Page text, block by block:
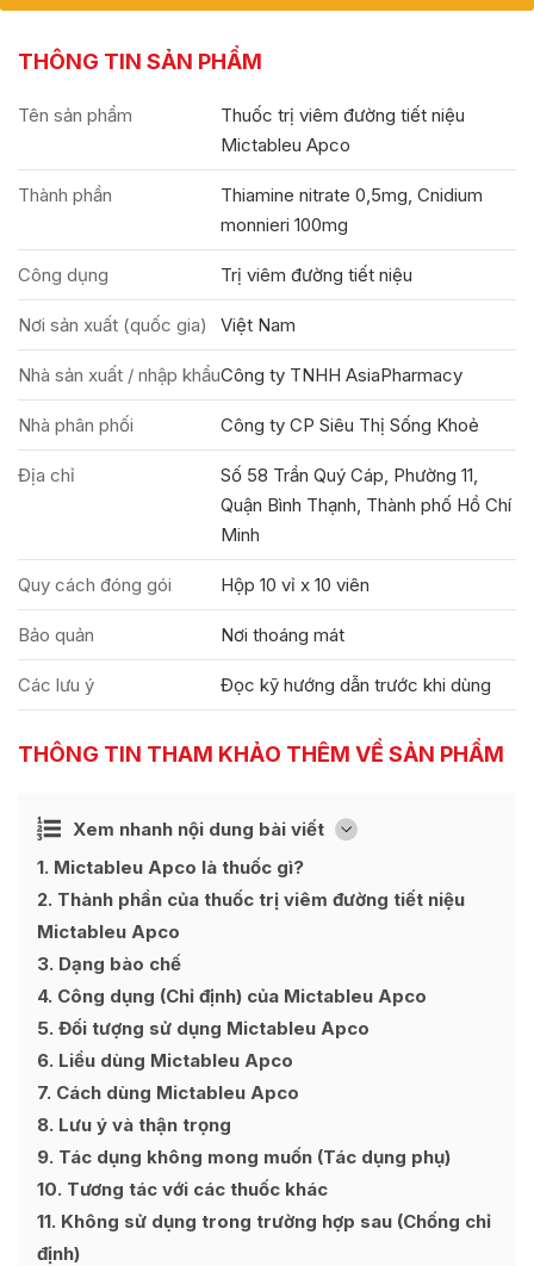
THÔNG TIN SẢN PHẨM
Tên sản phẩm
Thuốc trị viêm đường tiết niệu
Mictableu Apco
Thành phần
Thiamine nitrate 0,5mg, Cnidium
monnieri 100mg
Công dụng Trị viêm đường tiết niệu
Nơi sản xuất (quốc gia) Việt Nam
Nhà sản xuất / nhập khẩuCông ty TNHH AsiaPharmacy
Nhà phân phối Công ty CP Siêu Thị Sống Khoẻ
Địa chỉ
Số 58 Trần Quý Cáp, Phường 11,
Quận Bình Thạnh, Thành phố Hồ Chí
Minh
Quy cách đóng gói Hộp 10 vỉ x 10 viên
Bảo quản Nơi thoáng mát
Các lưu ý Đọc kỹ hướng dẫn trước khi dùng
THÔNG TIN THAM KHẢO THÊM VỀ SẢN PHẨM
Xem nhanh nội dung bài viết [
Ẩn
1 Mictableu Apco là thuốc gì?
2 Thành phần của thuốc trị viêm đường tiết niệu
Mictableu Apco
3 Dạng bào chế
4 Công dụng (Chỉ định) của Mictableu Apco
5 Đối tượng sử dụng Mictableu Apco
6 Liều dùng Mictableu Apco
7 Cách dùng Mictableu Apco
8 Lưu ý và thận trọng
9 Tác dụng không mong muốn (Tác dụng phụ)
10 Tương tác với các thuốc khác
11 Không sử dụng trong trường hợp sau (Chống chỉ
định)